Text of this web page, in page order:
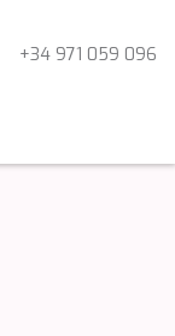
+34 971 059 096